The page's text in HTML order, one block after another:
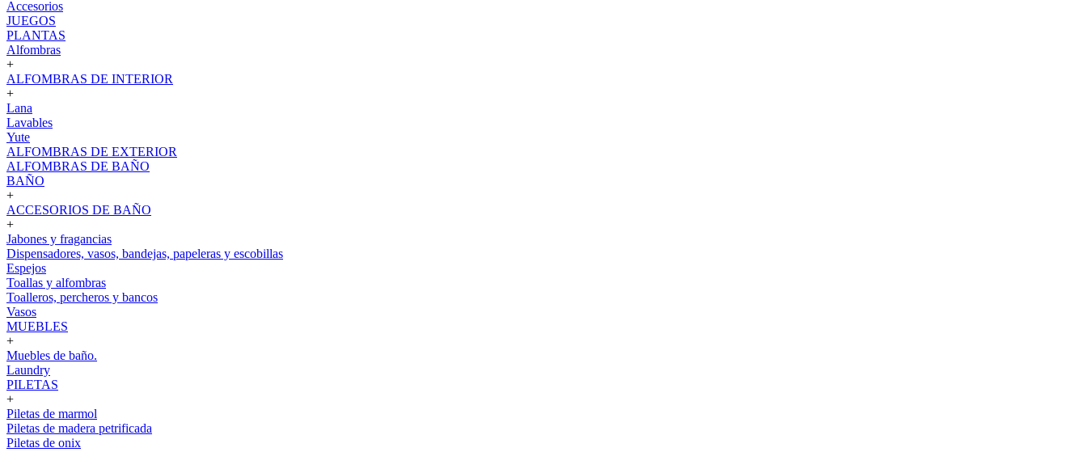
Accesorios
JUEGOS
PLANTAS
Alfombras
+
ALFOMBRAS DE INTERIOR
+
Lana
Lavables
Yute
ALFOMBRAS DE EXTERIOR
ALFOMBRAS DE BAÑO
BAÑO
+
ACCESORIOS DE BAÑO
+
Jabones y fragancias
Dispensadores, vasos, bandejas, papeleras y escobillas
Espejos
Toallas y alfombras
Toalleros, percheros y bancos
Vasos
MUEBLES
+
Muebles de baño.
Laundry
PILETAS
+
Piletas de marmol
Piletas de madera petrificada
Piletas de onix